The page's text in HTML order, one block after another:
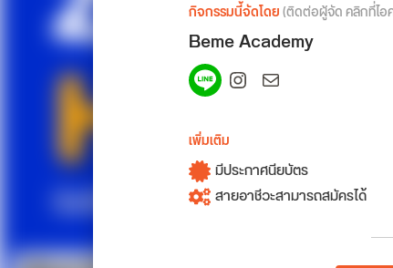
กิจกรรมนี้จัดโดย(ติดต่อผู้จัด คลิกที่ไอ
Beme Academy
SpotifyInstagram
Mail
เพิ่มเติม
มีประกาศนียบัตร
สายอาชีวะสามารถสมัครได้